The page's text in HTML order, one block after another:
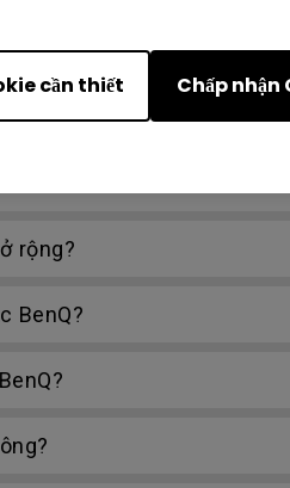
cần thiết Chấp nhận
của BenQ?
rộng?
BenQ?